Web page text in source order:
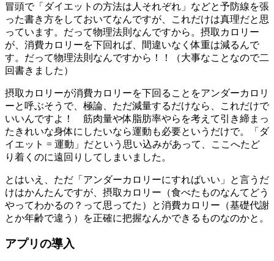
冒頭で「ダイエットの方法は人それぞれ」などと予防線を張
った書き方をしておいてなんですが、これだけは真理だと思
っています。だって物理法則なんですから。摂取カロリー
が、消費カロリーを下回れば、間違いなく体重は減るんで
す。だって物理法則なんですから！！（大事なことなので二
回書きました）
摂取カロリーが消費カロリーを下回ることをアンダーカロリ
ーと呼ぶそうで、極論、ただ減量するだけなら、これだけで
いいんですよ！ 筋肉量や体脂肪率やらを考えて引き締まっ
たきれいな身体にしたいなら運動も必要というだけで。「ダ
イエット = 運動」だという思い込みがあって、ここへたど
り着くのに遠回りしてしまいました。
とはいえ、ただ「アンダーカロリーにすればいい」と言うだ
けはかんたんですが、摂取カロリー（食べたものなんてどう
やってわかるの？って思ってた）と消費カロリー（基礎代謝
とか年齢で違う）を正確に把握なんかできるものなのかと。
アプリの導入